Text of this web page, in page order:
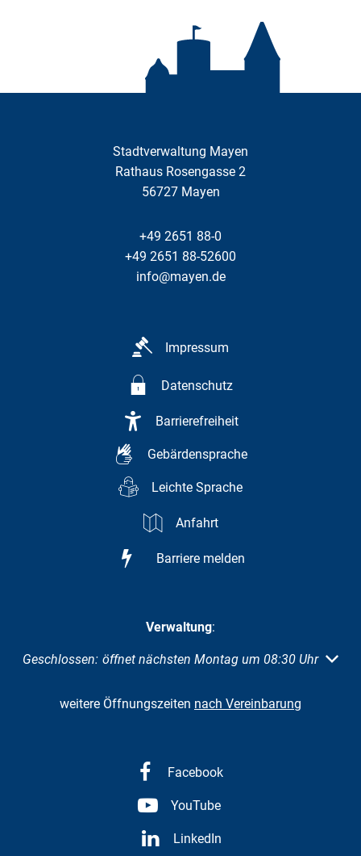
Stadtverwaltung Mayen
Rathaus Rosengasse 2
56727 Mayen
+49 2651 88-0
+49 2651 88-52600
info@mayen.de
Impressum
Datenschutz
Barrierefreiheit
Gebärdensprache
Leichte Sprache
Anfahrt
Barriere melden
Verwaltung:
Klicken, um weitere Öffnungs- oder Schließzeiten
Geschlossen: öffnet nächsten Montag um 08:30 Uhr
weitere Öffnungszeiten nach Vereinbarung
Facebook
YouTube
LinkedIn